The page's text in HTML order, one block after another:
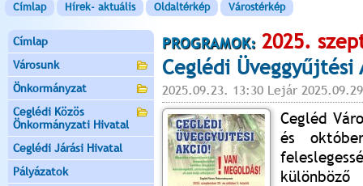
Címlap Hírek- aktuális Oldaltérkép Várostérkép
Címlap
Városunk
Önkormányzat
Ceglédi Közös
Önkormányzati Hivatal
Ceglédi Járási Hivatal
Pályázatok
PROGRAMOK: 2025.
Ceglédi Üveggyűjtési
2025.09.23. 13:30 Lejár
Cegléd
és